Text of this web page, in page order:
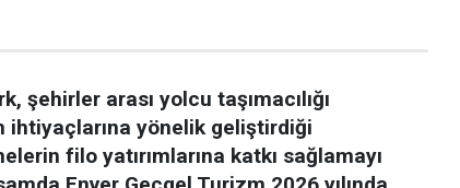
şehirler arası yolcu taşımacılığı
ihtiyaçlarına yönelik geliştirdiği
filo yatırımlarına katkı sağlamayı